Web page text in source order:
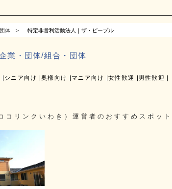
体 特定非営利活動法人｜ザ・ピープル
業・団体/組合・団体
シニア向け 奥様向け マニア向け 女性歓迎
男性歓迎
リンクいわき）運営者のおすすめスポッ